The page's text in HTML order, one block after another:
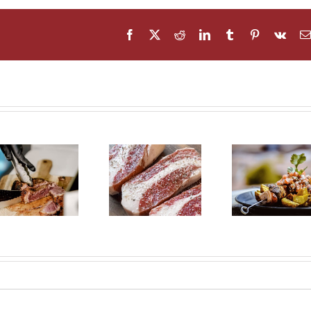
Facebook RedditLinkedInTumblr Pinterest
Vk
Diferencias
entre ternera,
añojo, vaca y
buey
Recetas con
carne para
verano
para
cómo
de